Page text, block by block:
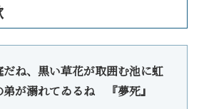
ね、黒い草花が取囲む池に虹
が溺れてゐるね 『夢死』